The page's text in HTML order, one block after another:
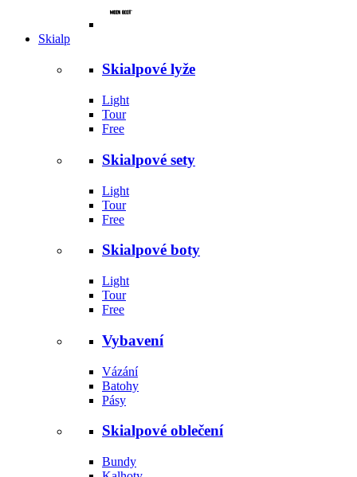
Skialp
Skialpové lyže
Light
Tour
Free
Skialpové sety
Light
Tour
Free
Skialpové boty
Light
Tour
Free
Vybavení
Vázání
Batohy
Pásy
Skialpové oblečení
Bundy